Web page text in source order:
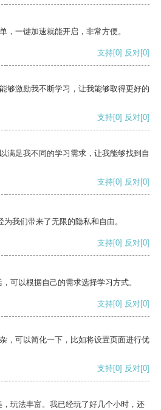
，一键加速就能开启，非常方便。
支持[0] 反对[0]
够激励我不断学习，让我能够取得更好的
支持[0] 反对[0]
满足我不同的学习需求，让我能够找到自
支持[0] 反对[0]
我们带来了无限的隐私和自由。
支持[0] 反对[0]
可以根据自己的需求选择学习方式。
支持[0] 反对[0]
，可以简化一下，比如将设置页面进行优
支持[0] 反对[0]
玩法丰富。我已经玩了好几个小时，还